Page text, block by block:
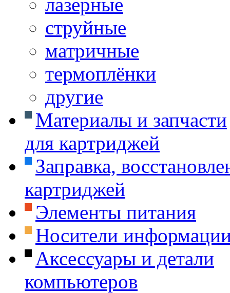
струйные
матричные
термоплёнки
другие
Материалы и запчасти
для картриджей
Заправка,
картриджей
Элементы питания
Носители
Аксессуары и детали
компьютеров